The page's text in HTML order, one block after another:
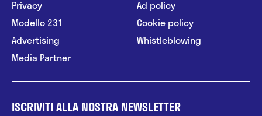
Privacy
Modello 231
Advertising
Media Partner
Ad policy
Cookie policy
Whistleblowing
ISCRIVITI ALLA NOSTRA NEWSLETTER